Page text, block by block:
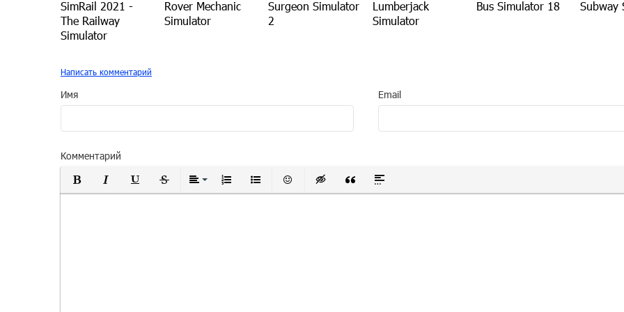
SimRail 2021 -
The Railway
Simulator
Rover Mechanic
Simulator
Surgeon Simulator
2
Lumberjack
Simulator
Bus Simulator 18 Subway
Написать комментарий
Имя Email
Комментарий
Полужирный
КурсивПодчеркнутый
ЗачеркнутыйВыравнивание
Нумерованный список
Маркированный список
Вставить смайлик
Вставка скрытого текста
Вставка цитаты
Вставка спойлера